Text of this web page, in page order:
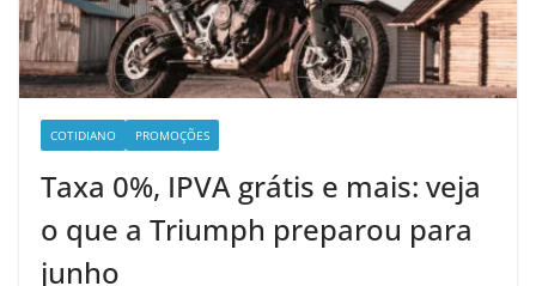
COTIDIANO PROMOÇÕES
Taxa 0%, IPVA grátis e mais: veja
o que a Triumph preparou para
junho